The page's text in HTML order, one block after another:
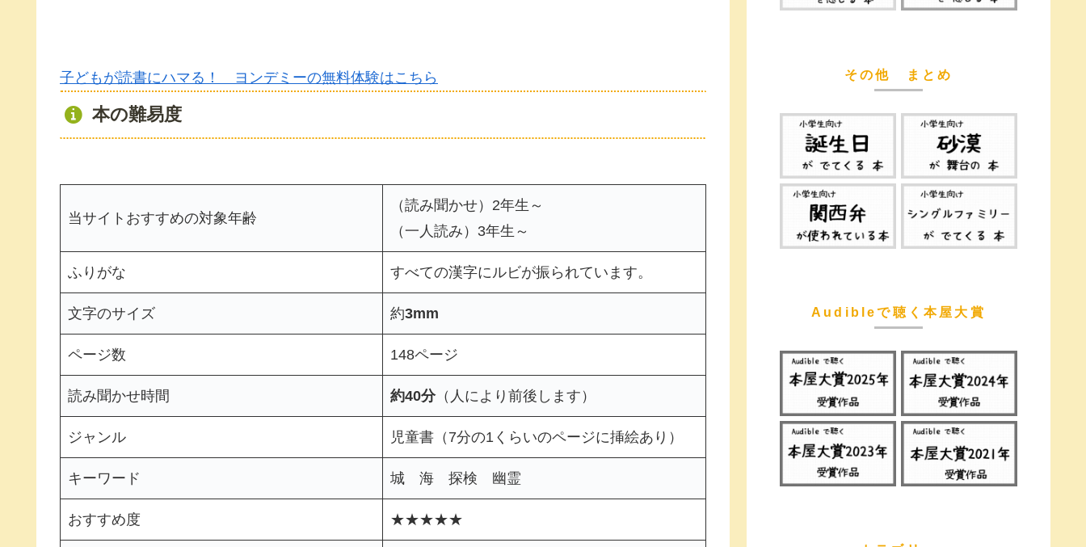
子どもが読書にハマる！ ヨンデミーの無料体験はこちら
本の難易度
当サイトおすすめの対象年齢
（読み聞かせ）2年生～
（一人読み）3年生～
ふりがな すべての漢字にルビが振られています。
文字のサイズ 約3mm
ページ数 148ページ
読み聞かせ時間 約40分（人により前後します）
ジャンル 児童書（7分の1くらいのページに挿絵あり）
キーワード 城 海 探検 幽霊
おすすめ度 ★★★★★
その他 まとめ
Audibleで聴く本屋大賞